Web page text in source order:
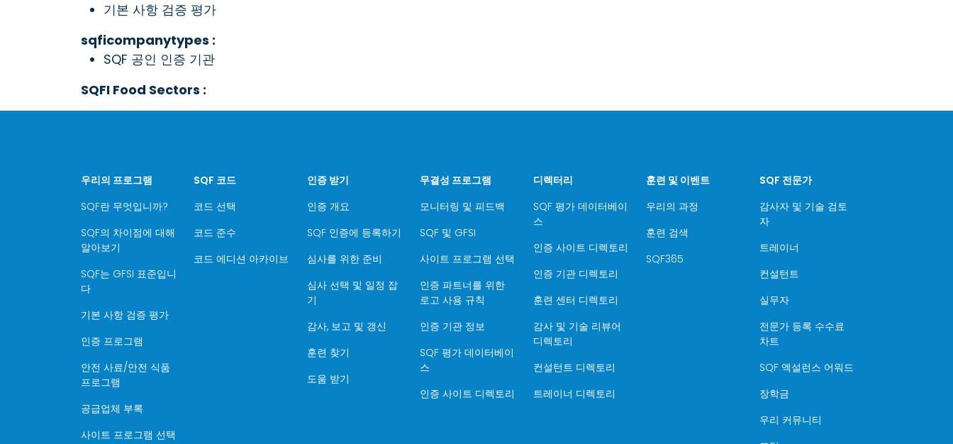
기본 사항 검증 평가
sqficompanytypes :
SQF 공인 인증 기관
SQFI Food Sectors :
우리의 프로그램
SQF란 무엇입니까?
SQF의 차이점에 대해
알아보기
SQF는 GFSI 표준입니
다
기본 사항 검증 평가
인증 프로그램
안전 사료/안전 식품
프로그램
공급업체 부록
사이트 프로그램 선택
SQF 코드
코드 선택
코드 준수
코드 에디션 아카이브
인증 받기
인증 개요
SQF 인증에 등록하기
심사를 위한 준비
심사 선택 및 일정 잡
기
감사, 보고 및 갱신
훈련 찾기
도움 받기
무결성 프로그램
모니터링 및 피드백
SQF 및 GFSI
사이트 프로그램 선택
인증 파트너를 위한
로고 사용 규칙
인증 기관 정보
SQF 평가 데이터베이
스
인증 사이트 디렉토리
디렉터리
SQF 평가 데이터베이
스
인증 사이트 디렉토리
인증 기관 디렉토리
훈련 센터 디렉토리
감사 및 기술 리뷰어
디렉토리
컨설턴트 디렉토리
트레이너 디렉토리
훈련 및 이벤트
우리의 과정
훈련 검색
SQF365
SQF 전문가
감사자 및 기술 검토
자
트레이너
컨설턴트
실무자
전문가 등록 수수료
차트
SQF 엑설런스 어워드
장학금
우리 커뮤니티